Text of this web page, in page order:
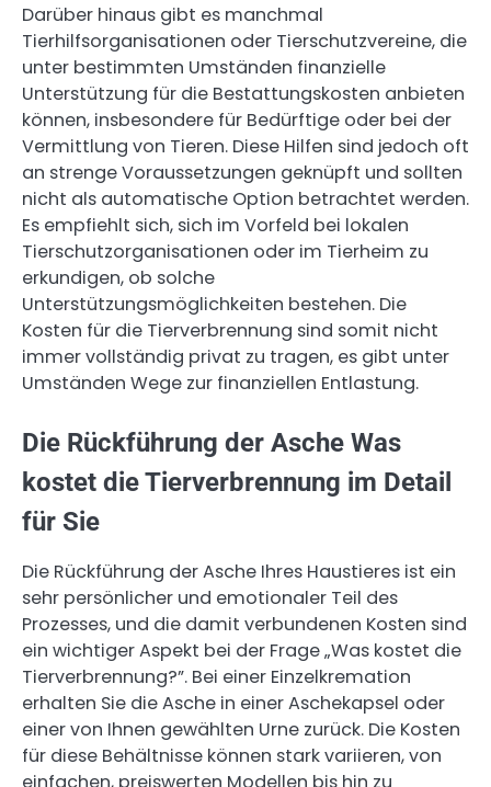
Darüber hinaus gibt es manchmal
Tierhilfsorganisationen oder Tierschutzvereine, die
unter bestimmten Umständen finanzielle
Unterstützung für die Bestattungskosten anbieten
können, insbesondere für Bedürftige oder bei der
Vermittlung von Tieren. Diese Hilfen sind jedoch oft
an strenge Voraussetzungen geknüpft und sollten
nicht als automatische Option betrachtet werden.
Es empfiehlt sich, sich im Vorfeld bei lokalen
Tierschutzorganisationen oder im Tierheim zu
erkundigen, ob solche
Unterstützungsmöglichkeiten bestehen. Die
Kosten für die Tierverbrennung sind somit nicht
immer vollständig privat zu tragen, es gibt unter
Umständen Wege zur finanziellen Entlastung.
Die Rückführung der Asche Was
kostet die Tierverbrennung im Detail
für Sie
Die Rückführung der Asche Ihres Haustieres ist ein
sehr persönlicher und emotionaler Teil des
Prozesses, und die damit verbundenen Kosten sind
ein wichtiger Aspekt bei der Frage „Was kostet die
Tierverbrennung?”. Bei einer Einzelkremation
erhalten Sie die Asche in einer Aschekapsel oder
einer von Ihnen gewählten Urne zurück. Die Kosten
für diese Behältnisse können stark variieren, von
einfachen, preiswerten Modellen bis hin zu